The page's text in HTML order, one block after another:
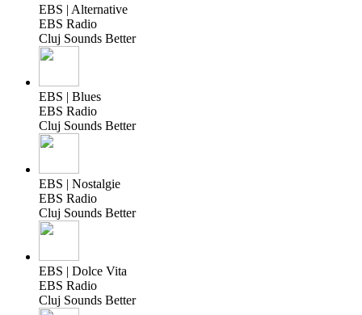
EBS | Alternative
EBS Radio
Cluj Sounds Better
EBS | Blues
EBS Radio
Cluj Sounds Better
EBS | Nostalgie
EBS Radio
Cluj Sounds Better
EBS | Dolce Vita
EBS Radio
Cluj Sounds Better